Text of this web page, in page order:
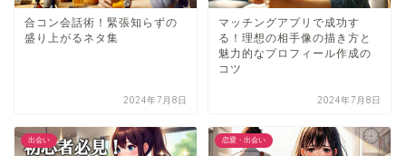
合コン会話術！緊張知らずの
盛り上がるネタ集
2024年7月8日
マッチングアプリで成功す
る！理想の相手像の描き方と
魅力的なプロフィール作成の
コツ
2024年7月8日
出会い 恋愛・出会い